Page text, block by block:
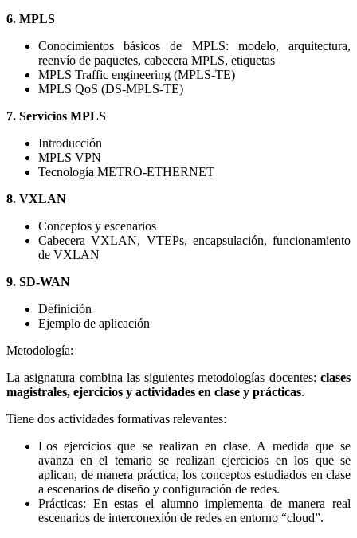
6. MPLS
Conocimientos básicos de MPLS: modelo, arquitectura,
reenvío de paquetes, cabecera MPLS, etiquetas
MPLS Traffic engineering (MPLS-TE)
MPLS QoS (DS-MPLS-TE)
7. Servicios MPLS
Introducción
MPLS VPN
Tecnología METRO-ETHERNET
8. VXLAN
Conceptos y escenarios
Cabecera VXLAN, VTEPs, encapsulación, funcionamiento
de VXLAN
9. SD-WAN
Definición
Ejemplo de aplicación
Metodología:
La asignatura combina las siguientes metodologías docentes: clases
magistrales, ejercicios y actividades en clase y prácticas.
Tiene dos actividades formativas relevantes:
Los ejercicios que se realizan en clase. A medida que se
avanza en el temario se realizan ejercicios en los que se
aplican, de manera práctica, los conceptos estudiados en clase
a escenarios de diseño y configuración de redes.
Prácticas: En estas el alumno implementa de manera real
escenarios de interconexión de redes en entorno “cloud”.